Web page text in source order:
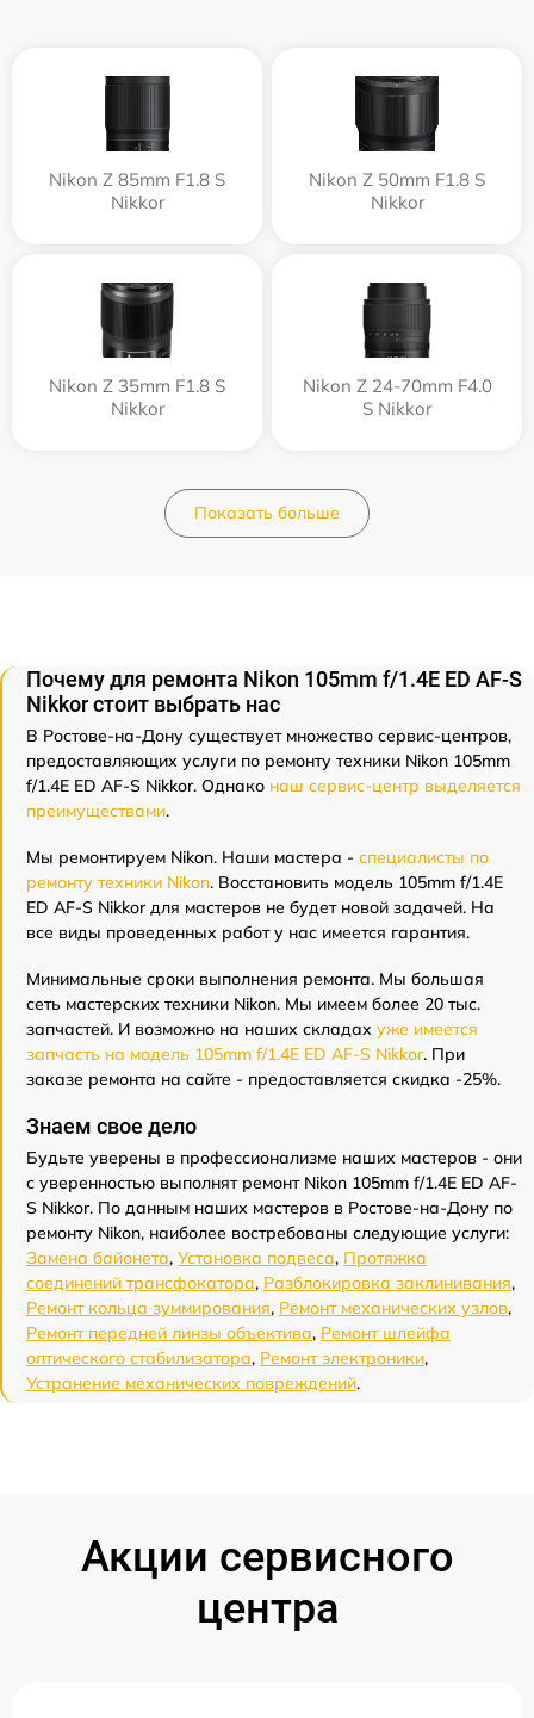
Nikon Z 85mm F1.8 S
Nikkor
Nikon Z 50mm F1.8 S
Nikkor
Nikon Z 35mm F1.8 S
Nikkor
Nikon Z 24-70mm F4.0
S Nikkor
Показать больше
Почему для ремонта Nikon 105mm f/1.4E ED AF-S
Nikkor стоит выбрать нас
В Ростове-на-Дону существует множество сервис-центров,
предоставляющих услуги по ремонту техники Nikon 105mm
f/1.4E ED AF-S Nikkor. Однако наш сервис-центр выделяется
преимуществами.
Мы ремонтируем Nikon. Наши мастера - специалисты по
ремонту техники Nikon. Восстановить модель 105mm f/1.4E
ED AF-S Nikkor для мастеров не будет новой задачей. На
все виды проведенных работ у нас имеется гарантия.
Минимальные сроки выполнения ремонта. Мы большая
сеть мастерских техники Nikon. Мы имеем более 20 тыс.
запчастей. И возможно на наших складах уже имеется
запчасть на модель 105mm f/1.4E ED AF-S Nikkor. При
заказе ремонта на сайте - предоставляется скидка -25%.
Знаем свое дело
Будьте уверены в профессионализме наших мастеров - они
с уверенностью выполнят ремонт Nikon 105mm f/1.4E ED AF-
S Nikkor. По данным наших мастеров в Ростове-на-Дону по
ремонту Nikon, наиболее востребованы следующие услуги:
Замена байонета, Установка подвеса, Протяжка
соединений трансфокатора, Разблокировка заклинивания,
Ремонт кольца зуммирования, Ремонт механических узлов,
Ремонт передней линзы объектива, Ремонт шлейфа
оптического стабилизатора, Ремонт электроники,
Устранение механических повреждений.
Акции сервисного
центра